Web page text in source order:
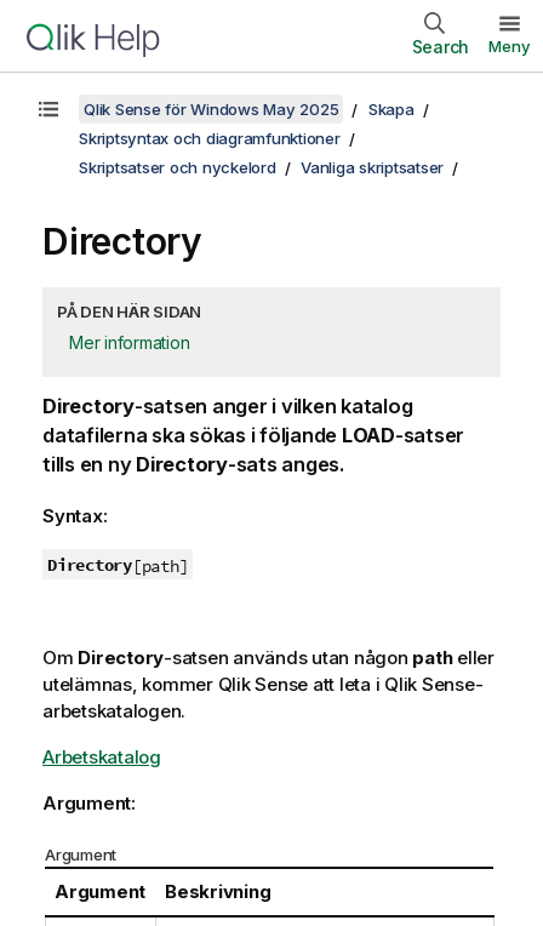
Search Meny
Qlik Sense för Windows May 2025
Skapa
Skriptsyntax och diagramfunktioner
Skriptsatser och nyckelord
Vanliga skriptsatser
Directory
PÅ DEN HÄR SIDAN
Mer information
Directory-satsen anger i vilken katalog
datafilerna ska sökas i följande LOAD-satser
tills en ny Directory-sats anges.
Syntax:
Directory[path]
Om Directory-satsen används utan någon patheller
utelämnas, kommer Qlik Sense att leta i Qlik Sense-
arbetskatalogen.
Arbetskatalog
Argument:
Argument
Argument Beskrivning